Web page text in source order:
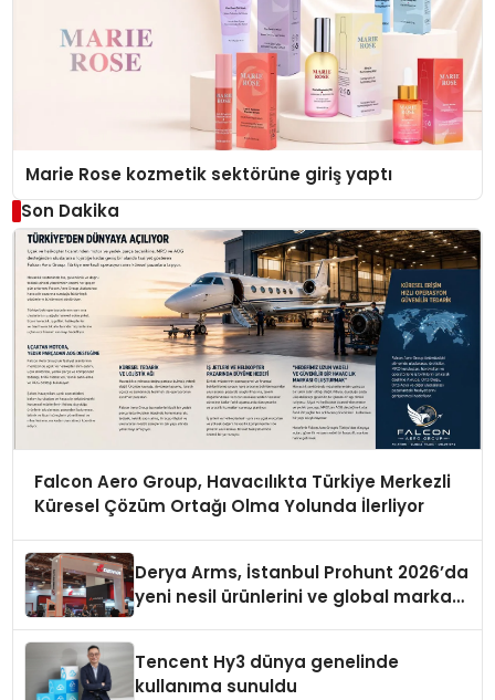
Marie Rose kozmetik sektörüne giriş yaptı
Son Dakika
Falcon Aero Group, Havacılıkta Türkiye Merkezli
Küresel Çözüm Ortağı Olma Yolunda İlerliyor
Derya Arms, İstanbul Prohunt 2026’da
yeni nesil ürünlerini ve global marka
Tencent Hy3 dünya genelinde
kullanıma sunuldu